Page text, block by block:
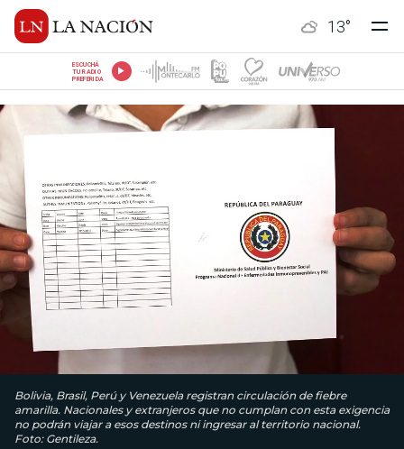
13°
ESCUCHÁ
TU RADIO
PREFERIDA
Bolivia, Brasil, Perú y Venezuela registran circulación de fiebre
amarilla. Nacionales y extranjeros que no cumplan con esta exigencia
no podrán viajar a esos destinos ni ingresar al territorio nacional.
Foto: Gentileza.